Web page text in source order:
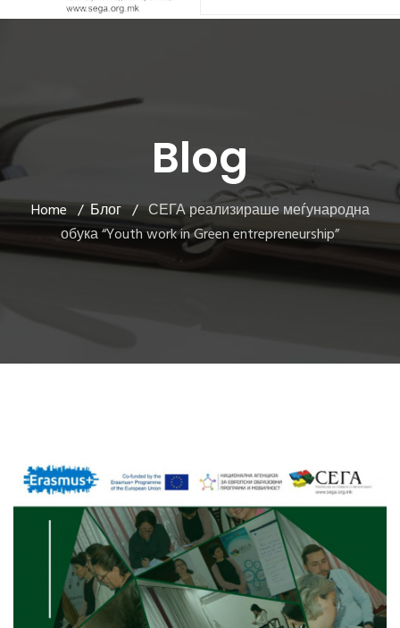
Blog
Home Блог
СЕГА реализираше меѓународна
обука “Youth work in Green entrepreneurship”